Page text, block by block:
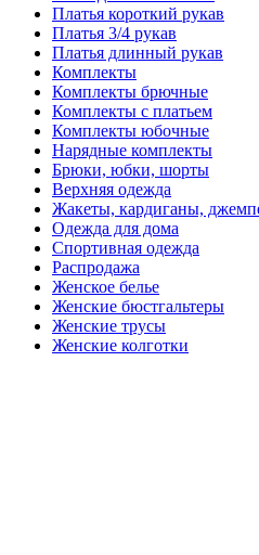
Платья короткий рукав
Платья 3/4 рукав
Платья длинный рукав
Комплекты
Комплекты брючные
Комплекты с платьем
Комплекты юбочные
Нарядные комплекты
Брюки, юбки, шорты
Верхняя одежда
Жакеты, кардиганы,
Одежда для дома
Спортивная одежда
Распродажа
Женское белье
Женские бюстгальтеры
Женские трусы
Женские колготки